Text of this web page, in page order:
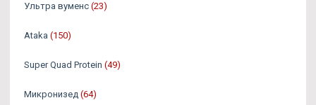
Ультра вуменс (23)
Ataka (150)
Super Quad Protein (49)
Микронизед (64)